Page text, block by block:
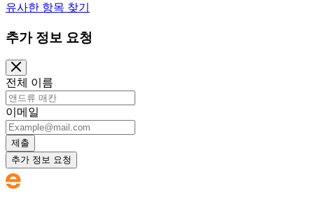
유사한 항목 찾기
추가 정보 요청
전체 이름
이메일
제출
추가 정보 요청